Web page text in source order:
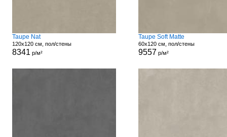
Taupe Nat
120x120 см, пол/стены
8341 р/м²
Taupe Soft Matte
60x120 см, пол/стены
9557 р/м²